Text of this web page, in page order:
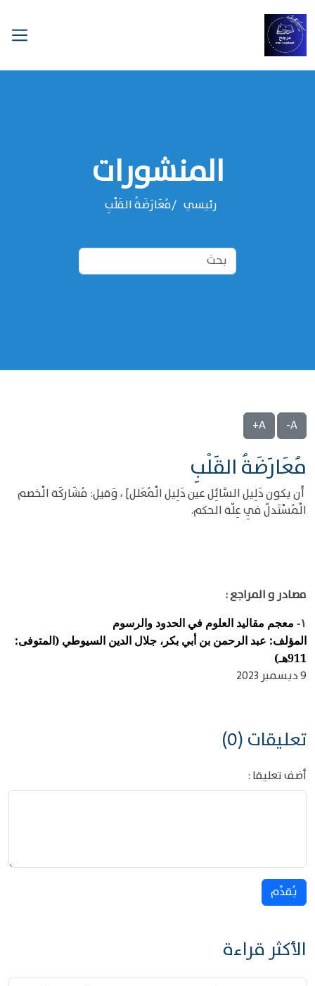
المنشورات
رئيسي مُعَارَضَةُ القَلْبِ
A-
A+
مُعَارَضَةُ القَلْبِ
أَن يكون دَلِيل السَّائِل عين دَلِيل الْمُعَلل] ، وَقيل: مُشَاركَة الْخصم
الْمُسْتَدلّ فِي عِلّة الحكم.
مصادر و المراجع :
١-
معجم مقاليد العلوم في الحدود والرسوم
المؤلف: عبد الرحمن بن أبي بكر، جلال الدين السيوطي (المتوفى:
911هـ)
9 ديسمبر 2023
تعليقات (0)
أضف تعليقا :
يُقدِّم
الأكثر قراءة